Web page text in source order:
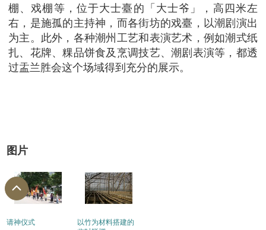
棚、戏棚等，位于大士臺的「大士爷」，高四米左
右，是施孤的主持神，而各街坊的戏臺，以潮剧演出
为主。此外，各种潮州工艺和表演艺术，例如潮式纸
扎、花牌、粿品饼食及烹调技艺、潮剧表演等，都透
过盂兰胜会这个场域得到充分的展示。
图片
请神仪式
以竹为材料搭建的